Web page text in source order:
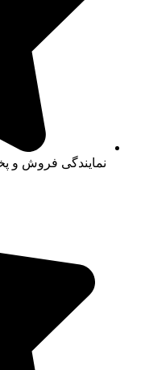
نمایندگی فروش و